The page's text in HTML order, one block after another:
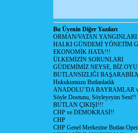
Bu Üyenin Diğer Yazıları
ORMAN/VATAN
HALKI GÜNDEMİ YÖNETİM
EKONOMİK HATA!!!
ÜLKEMİZİN SORUNLARI
GÜDEMİMİZ NEYSE, BİZ
BUTLANSIZLIĞI
Hukukumuzu Butlanladık
ANADOLU’DA BAYRAMLAR
Söyle Dostunu, Söyleyeyim Seni!!
BUTLAN ÇIKIŞI!!!
CHP ve DEMOKRASİ!!
CHP
CHP Genel Merkezine Butlan